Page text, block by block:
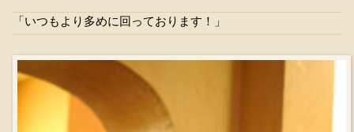
「いつもより多めに回っております！」